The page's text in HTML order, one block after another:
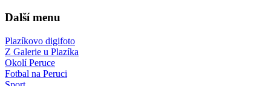
Další menu
Plazíkovo digifoto
Z Galerie u Plazíka
Okolí Peruce
Fotbal na Peruci